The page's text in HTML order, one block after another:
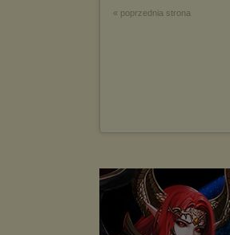
« poprzednia strona